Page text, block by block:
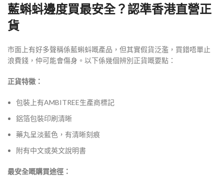
藍蝌蚪邊度買最安全？認準香港直營正
貨
市面上有好多聲稱係藍蝌蚪嘅產品，但其實假貨泛濫，買錯唔單止
浪費錢，仲可能會傷身。以下係幾個辨別正貨嘅要點：
正貨特徵：
包裝上有AMBITREE生產商標記
鋁箔包裝印刷清晰
藥丸呈淡藍色，有清晰刻痕
附有中文或英文說明書
最安全嘅購買途徑：